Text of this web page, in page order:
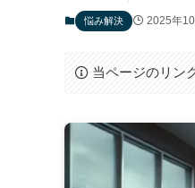
悩み解決 2025年
当ページのリン